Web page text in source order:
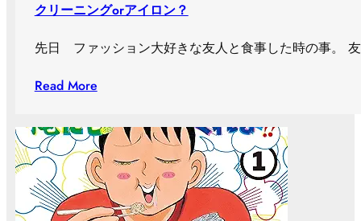
クリーニングorアイロン？
先日 ファッション大好きな友人と食事した時の事。
Read More